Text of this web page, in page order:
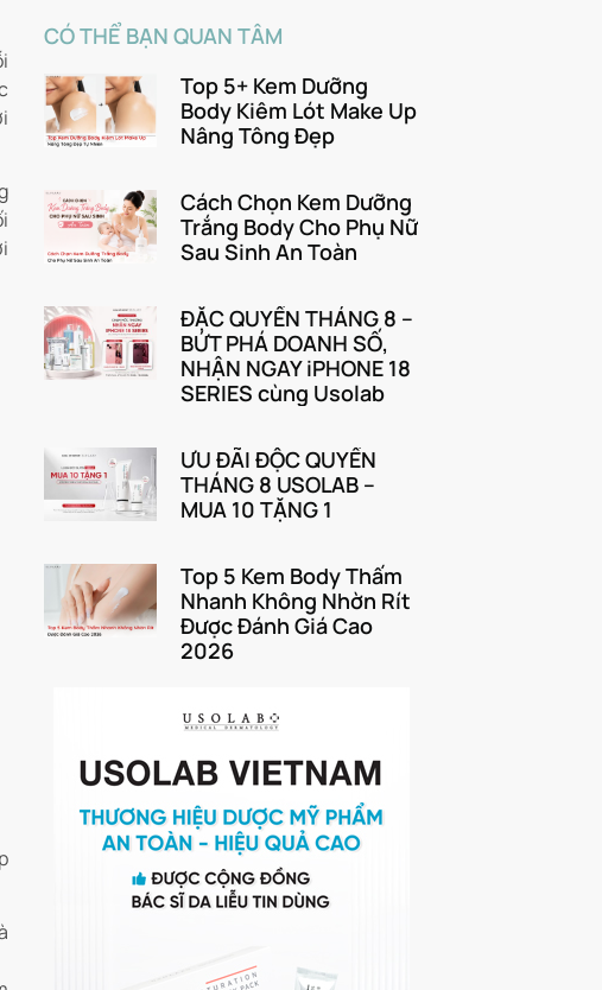
CÓ THỂ BẠN QUAN TÂM
Top 5+ Kem Dưỡng
Body Kiêm Lót Make Up
Nâng Tông Đẹp
Cách Chọn Kem Dưỡng
Trắng Body Cho Phụ Nữ
Sau Sinh An Toàn
ĐẶC QUYỀN THÁNG 8 –
BỨT PHÁ DOANH SỐ,
NHẬN NGAY iPHONE 18
SERIES cùng Usolab
ƯU ĐÃI ĐỘC QUYỀN
THÁNG 8 USOLAB –
MUA 10 TẶNG 1
Top 5 Kem Body Thấm
Nhanh Không Nhờn Rít
Được Đánh Giá Cao
2026